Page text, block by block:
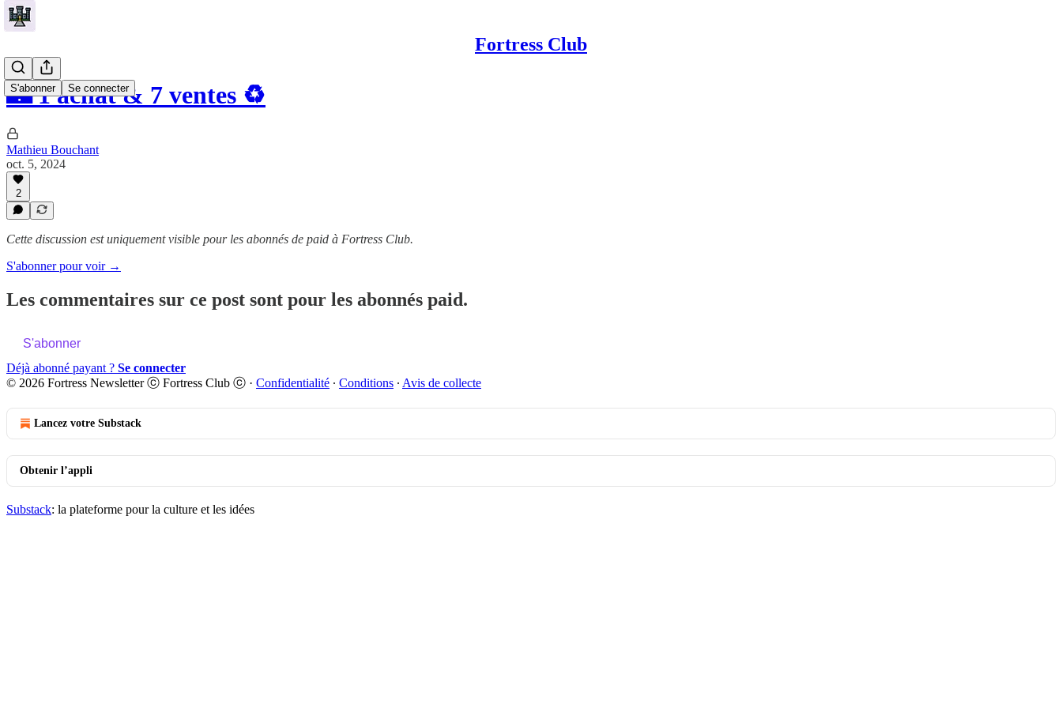
Fortress Club
S'abonner Se connecter
🏰 1 achat & 7 ventes ♻️
Mathieu Bouchant
oct. 5, 2024
2
Cette discussion est uniquement visible pour les abonnés de paid à Fortress Club.
S'abonner pour voir →
Les commentaires sur ce post sont pour les abonnés paid.
S'abonner
Déjà abonné payant ? Se connecter
© 2026 Fortress Newsletter ⓒ Fortress Club ⓒ · Confidentialité ∙ Conditions ∙ Avis de collecte
Lancez votre Substack
Obtenir l’appli
Substack: la plateforme pour la culture et les idées